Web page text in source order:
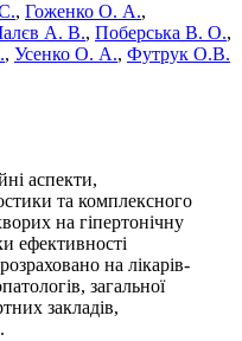
, Гоженко О. А.,
А. В., Поберська В. О.,
, Усенко О. А., Футрук О.В.
аспекти,
та комплексного
на гіпертонічну
ефективності
на лікарів-
загальної
закладів,